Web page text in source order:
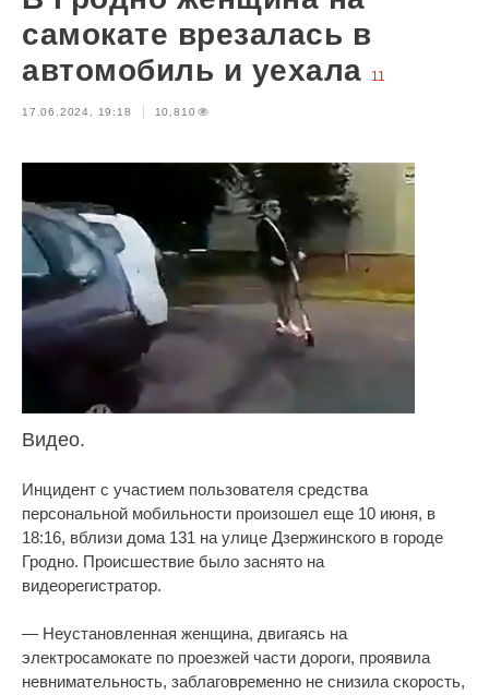
самокате врезалась в
автомобиль и уехала
11
17.06.2024, 19:18 10,810
Видео.
Инцидент с участием пользователя средства
персональной мобильности произошел еще 10 июня, в
18:16, вблизи дома 131 на улице Дзержинского в городе
Гродно. Происшествие было заснято на
видеорегистратор.
— Неустановленная женщина, двигаясь на
электросамокате по проезжей части дороги, проявила
невнимательность, заблаговременно не снизила скорость,